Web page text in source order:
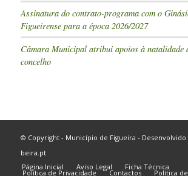
Assinatura do contrato-programa com o
Figueirense para a época 2026/2027
Câmara Municipal atribui apoios à natalidade
concelho
© Copyright - Município de Figueira - Desenvolvido
beira.pt
Página Inicial
Aviso Legal Ficha Técnica
Política de Privacidade Contactos Política